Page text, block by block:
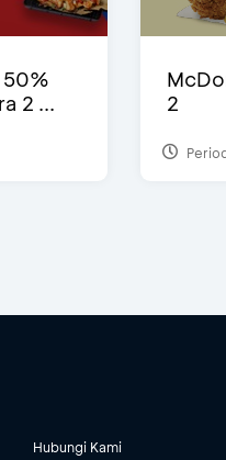
50%
2 ...
2
Hubungi Kami